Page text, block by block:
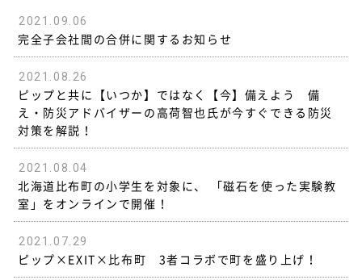
2021.09.06
完全子会社間の合併に関するお知らせ
2021.08.26
ピップと共に【いつか】ではなく【今】備えよう 備
え・防災アドバイザーの高荷智也氏が今すぐできる防災
対策を解説！
2021.08.04
北海道比布町の小学生を対象に、 「磁石を使った実験教
室」をオンラインで開催！
2021.07.29
ピップ×EXIT×比布町 3者コラボで町を盛り上げ！